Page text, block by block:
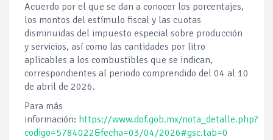
Acuerdo por el que se dan a conocer los porcentajes,
los montos del estímulo fiscal y las cuotas
disminuidas del impuesto especial sobre producción
y servicios, así como las cantidades por litro
aplicables a los combustibles que se indican,
correspondientes al periodo comprendido del 04 al 10
de abril de 2026.
Para más
información: https://www.dof.gob.mx/nota_detalle.php?
codigo=5784022&fecha=03/04/2026#gsc.tab=0